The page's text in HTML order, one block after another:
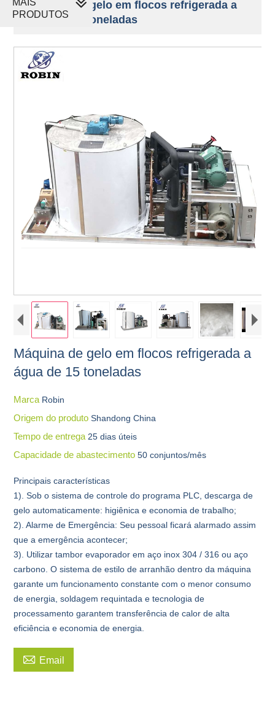
Máquina de gelo em flocos refrigerada a
água de 15 toneladas
Máquina de gelo em flocos refrigerada a
água de 15 toneladas
Marca Robin
Origem do produtoShandong China
Tempo de entrega 25 dias úteis
Capacidade de abastecimento50 conjuntos/mês
Principais características
1). Sob o sistema de controle do programa PLC, descarga de
gelo automaticamente: higiênica e economia de trabalho;
2). Alarme de Emergência: Seu pessoal ficará alarmado assim
que a emergência acontecer;
3). Utilizar tambor evaporador em aço inox 304 / 316 ou aço
carbono. O sistema de estilo de arranhão dentro da máquina
garante um funcionamento constante com o menor consumo
de energia, soldagem requintada e tecnologia de
processamento garantem transferência de calor de alta
eficiência e economia de energia.
 Email
MAIS
PRODUTOS